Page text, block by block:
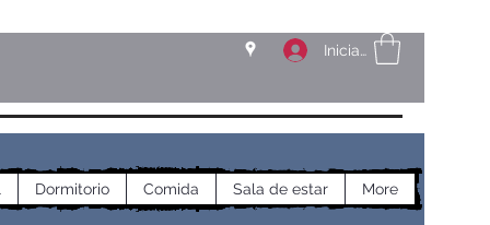
Iniciar sesión
Dormitorio Comida Sala de estar More